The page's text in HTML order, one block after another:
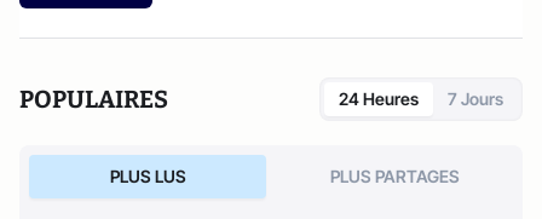
POPULAIRES 24 Heures 7 Jours
PLUS LUS PLUS PARTAGES